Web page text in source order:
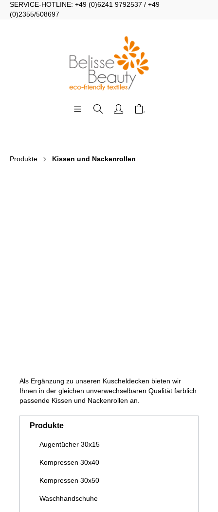
SERVICE-HOTLINE: +49 (0)6241 9792537 / +49
(0)2355/508697
Produkte Kissen und Nackenrollen
Als Ergänzung zu unseren Kuscheldecken bieten wir
Ihnen in der gleichen unverwechselbaren Qualität farblich
passende Kissen und Nackenrollen an.
Produkte
Augentücher 30x15
Kompressen 30x40
Kompressen 30x50
Waschhandschuhe